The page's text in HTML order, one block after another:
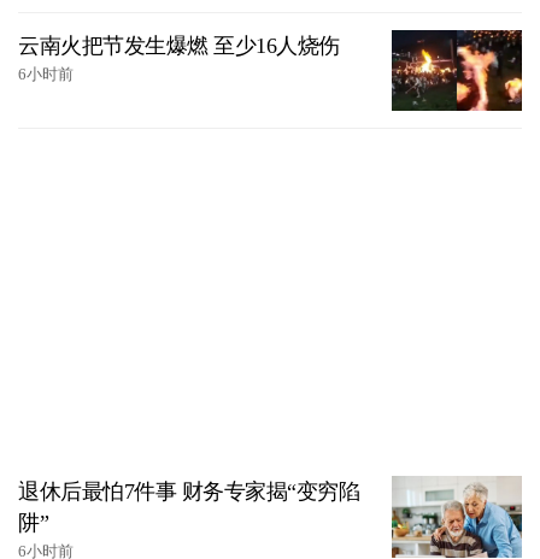
云南火把节发生爆燃 至少16人烧伤
6小时前
退休后最怕7件事 财务专家揭“变穷陷
阱”
6小时前